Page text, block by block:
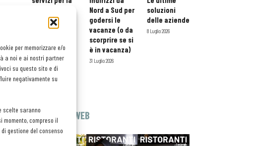
per memorizzare e/o
a noi e ai nostri partner
su questo sito e di
negativamente su
scelte saranno
compreso il
gestione del consenso
orario esteso
e tessera
professionisti
HoReCa
29 Luglio 2026
Nord a Sud per
godersi le
vacanze (o da
scorprire se si
è in vacanza)
31 Luglio 2026
soluzioni
delle aziende
8 Luglio 2026
EDICOLA WEB